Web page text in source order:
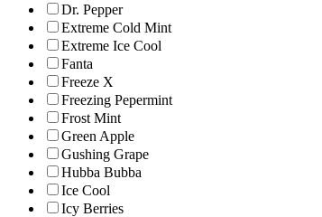
Dr. Pepper
Extreme Cold Mint
Extreme Ice Cool
Fanta
Freeze X
Freezing Pepermint
Frost Mint
Green Apple
Gushing Grape
Hubba Bubba
Ice Cool
Icy Berries